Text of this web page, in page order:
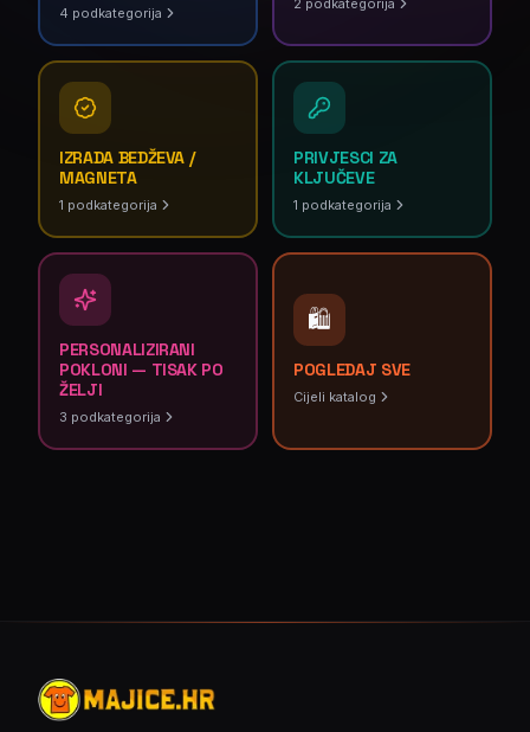
4 podkategorija
IZRADA BEDŽEVA /
MAGNETA
1 podkategorija
PRIVJESCI ZA
KLJUČEVE
1 podkategorija
PERSONALIZIRANI
POKLONI — TISAK PO
ŽELJI
3 podkategorija
🛍️
POGLEDAJ SVE
Cijeli katalog